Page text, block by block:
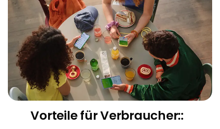
Vorteile für Verbraucher::